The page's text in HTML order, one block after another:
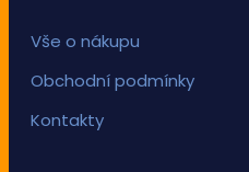
Vše o nákupu
Obchodní podmínky
Kontakty